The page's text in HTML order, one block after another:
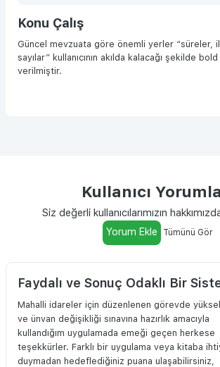
Konu Çalış
Güncel mevzuata göre önemli yerler “süreler,
sayılar” kullanıcının akılda kalacağı şekilde
verilmiştir.
Kullanıcı
Siz değerli kullanıcılarımızın
Yorum Ekle
Tümünü Gör
Faydalı ve Sonuç Odaklı Bir
Mahalli idareler için düzenlenen görevde
ve ünvan değişikliği sınavına hazırlık amacıyla
kullandığım uygulamada emeği geçen herkese
teşekkürler. Farklı bir uygulama veya kitaba
duymadan hedeflediğiniz puana ulaşabilirsiniz,